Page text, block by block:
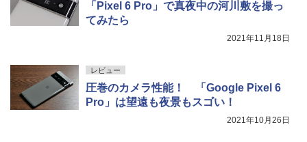
「Pixel 6 Pro」で真夜中の河川敷を撮っ
てみたら
2021年11月18日
レビュー
圧巻のカメラ性能！ 「Google Pixel 6
Pro」は望遠も夜景もスゴい！
2021年10月26日